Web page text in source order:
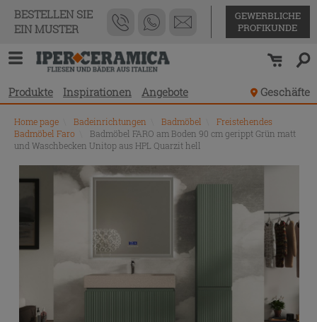
BESTELLEN SIE
EIN MUSTER
GEWERBLICHE
PROFIKUNDE
Produkte Inspirationen Angebote Geschäfte
Home page Badeinrichtungen Badmöbel
Freistehendes
Badmöbel Faro
Badmöbel FARO am Boden 90 cm gerippt Grün matt
und Waschbecken Unitop aus HPL Quarzit hell